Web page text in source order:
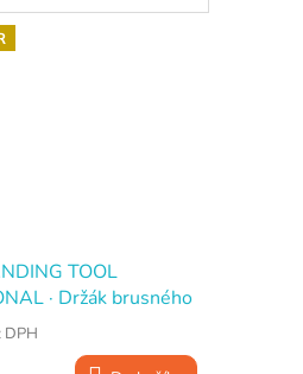
TOOL
· Držák brusného
DPH